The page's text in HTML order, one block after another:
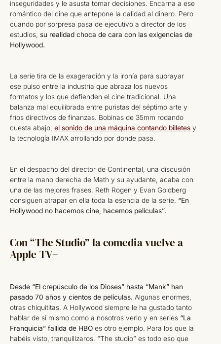
inseguridades y le asusta tomar decisiones. Encarna a ese
romántico del cine que antepone la calidad al dinero. Pero
cuando por sorpresa pasa de ejecutivo a director de los
estudios, su realidad choca de cara con las exigencias de
Hollywood.
La serie tira de la exageración y la ironía para subrayar
ese pulso entre la industria que abraza los nuevos
formatos y los que defienden el cine tradicional. Una
balanza mal equilibrada entre puristas del séptimo arte y
fríos directivos de finanzas. Bobinas de 35mm rodando
cuesta abajo, el sonido de una máquina contando billetes y
la tecnología IMAX arrollando por donde pasa.
En el despacho del director de Continental, una discusión
entre la mano derecha de Math y su ayudante, acaba con
una de las mejores frases. Reth Rogen y Evan Goldberg
consiguen atrapar en ella toda la esencia de la serie. “En
Hollywood no hacemos cine, hacemos películas”.
Con “The Studio” la comedia vuelve a
Apple TV+
Desde “El crepúsculo de los Dioses” hasta “Mank” han
pasado 70 años y cientos de películas. Algunas enormes,
otras chiquititas. A Hollywood siempre le ha gustado tanto
hablar de si mismo como a nosotros verlo y en series “La
Franquicia” fallida de HBO es otro ejemplo. Para los que la
habéis visto, tranquilizaros. “The studio” es todo eso que